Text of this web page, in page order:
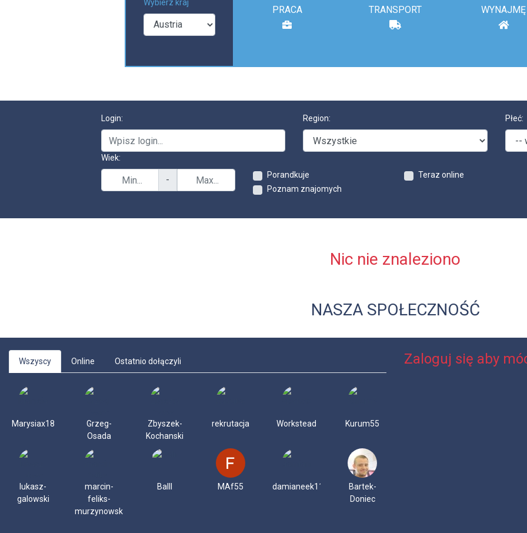
Wybierz kraj
PRACA TRANSPORT WYNAJMĘ
Login: Region: Płeć:
Wiek:
-
Porandkuje
Poznam znajomych
Teraz online
Nic nie znaleziono
NASZA SPOŁECZNOŚĆ
Wszyscy Online Ostatnio dołączyli
Marysiax18
Grzeg-
Osada
Zbyszek-
Kochanski
rekrutacja Workstead Kurum55
lukasz-
galowski
marcin-
feliks-
murzynowski
Balll MAf55 damianeek11
Bartek-
Doniec
Zaloguj się aby